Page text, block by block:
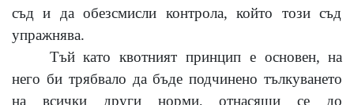
съд и да обезсмисли контрола, който този съд
упражнява.
Тъй като квотният принцип е основен, на
него би трябвало да бъде подчинено тълкуването
на всички други норми, отнасящи се до